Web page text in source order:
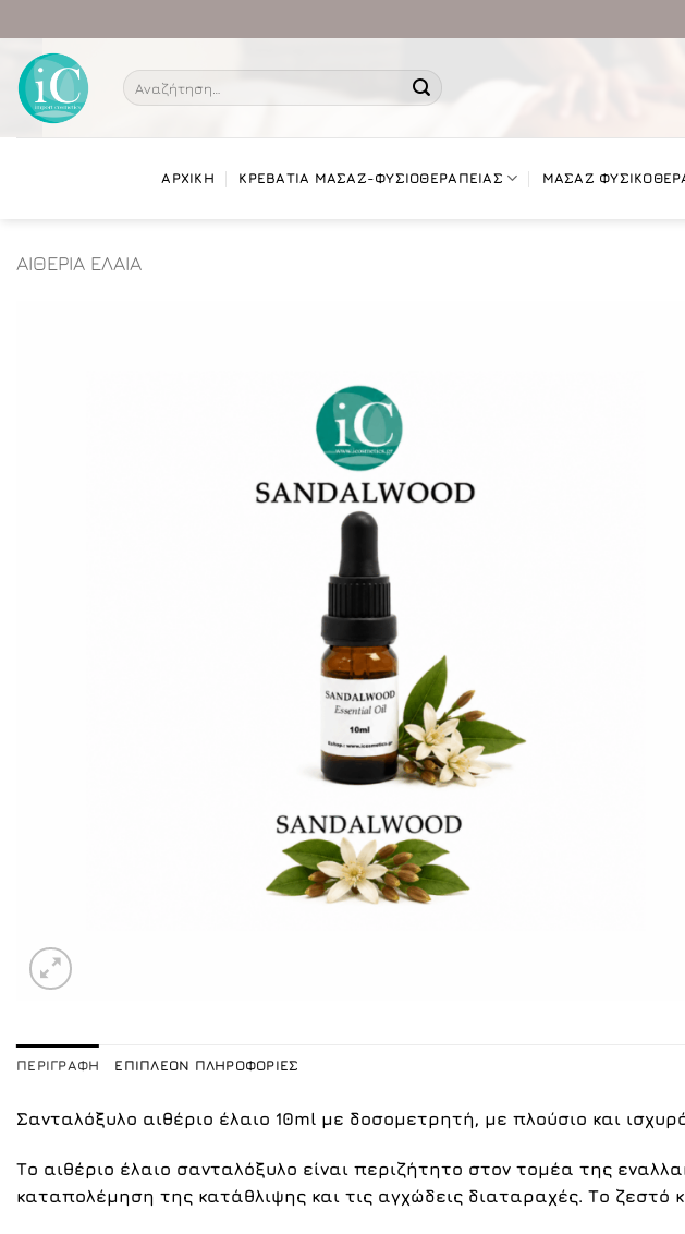
στο
περιεχόμενο
Αναζήτηση
για:
ΑΡΧΙΚΗ ΚΡΕΒΑΤΙΑ ΜΑΣΑΖ-ΦΥΣΙΟΘΕΡΑΠΕΙΑΣ ΜΑΣΑΖ
ΑΙΘΕΡΙΑ ΕΛΑΙΑ
ΠΕΡΙΓΡΑΦΉ ΕΠΙΠΛΈΟΝ ΠΛΗΡΟΦΟΡΊΕΣ
Σανταλόξυλο αιθέριο έλαιο 10ml με δοσομετρητή, με πλούσιο και
Το αιθέριο έλαιο σανταλόξυλο είναι περιζήτητο στον τομέα της
καταπολέμηση της κατάθλιψης και τις αγχώδεις διαταραχές. Το